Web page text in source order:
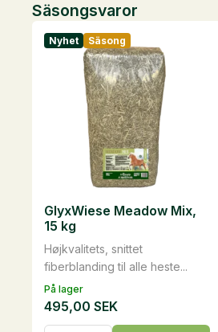
Säsongsvaror
På lager
Nyhet Säsong
Højkvalitets, snittet
fiberblanding til alle heste...
GlyxWiese Meadow Mix,
15 kg
495,00 SEK